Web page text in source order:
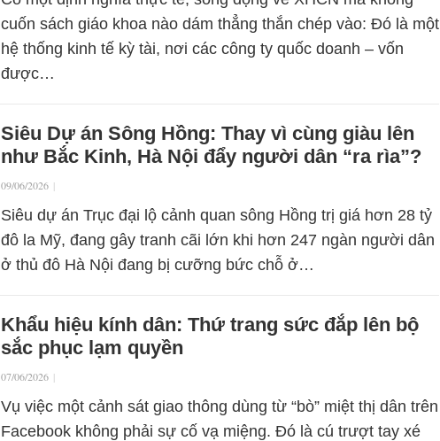
cuốn sách giáo khoa nào dám thẳng thắn chép vào: Đó là một
hệ thống kinh tế kỳ tài, nơi các công ty quốc doanh – vốn
được…
Siêu Dự án Sông Hồng: Thay vì cùng giàu lên
như Bắc Kinh, Hà Nội đẩy người dân “ra rìa”?
09/06/2026 |
Siêu dự án Trục đại lộ cảnh quan sông Hồng trị giá hơn 28 tỷ
đô la Mỹ, đang gây tranh cãi lớn khi hơn 247 ngàn người dân
ở thủ đô Hà Nội đang bị cưỡng bức chỗ ở…
Khẩu hiệu kính dân: Thứ trang sức đắp lên bộ
sắc phục lạm quyền
07/06/2026 |
Vụ việc một cảnh sát giao thông dùng từ “bò” miệt thị dân trên
Facebook không phải sự cố vạ miệng. Đó là cú trượt tay xé